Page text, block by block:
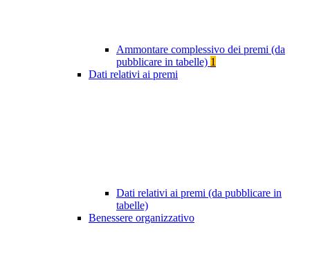
Ammontare complessivo dei premi (da
pubblicare in tabelle) 1
Dati relativi ai premi
Dati relativi ai premi (da pubblicare in
tabelle)
Benessere organizzativo